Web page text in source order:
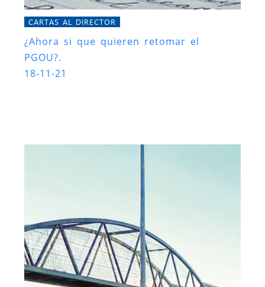
CARTAS AL DIRECTOR
¿Ahora si que quieren retomar el
PGOU?.
18-11-21